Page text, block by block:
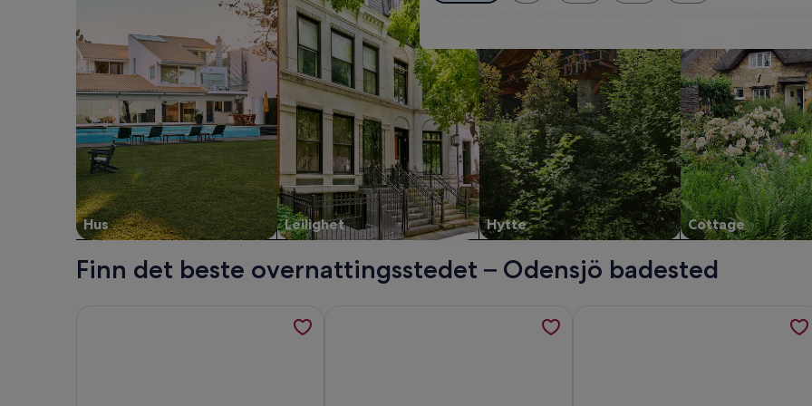
Hus Leilighet Hytte Cottage
Finn det beste overnattingsstedet – Odensjö badested